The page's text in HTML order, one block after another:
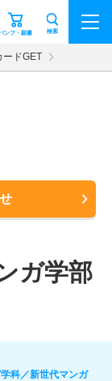
ンフ・願書 検索
ードGET
ガ学部
科／新世代マンガ